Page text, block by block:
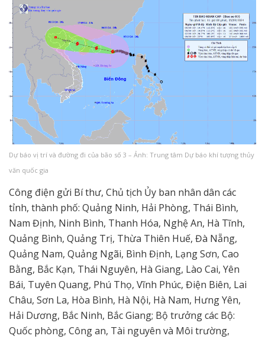
Dự báo vị trí và đường đi của bão số 3 – Ảnh: Trung tâm Dự báo khí tượng thủy
văn quốc gia
Công điện gửi Bí thư, Chủ tịch Ủy ban nhân dân các
tỉnh, thành phố: Quảng Ninh, Hải Phòng, Thái Bình,
Nam Định, Ninh Bình, Thanh Hóa, Nghệ An, Hà Tĩnh,
Quảng Bình, Quảng Trị, Thừa Thiên Huế, Đà Nẵng,
Quảng Nam, Quảng Ngãi, Bình Định, Lạng Sơn, Cao
Bằng, Bắc Kạn, Thái Nguyên, Hà Giang, Lào Cai, Yên
Bái, Tuyên Quang, Phú Thọ, Vĩnh Phúc, Điện Biên, Lai
Châu, Sơn La, Hòa Bình, Hà Nội, Hà Nam, Hưng Yên,
Hải Dương, Bắc Ninh, Bắc Giang; Bộ trưởng các Bộ:
Quốc phòng, Công an, Tài nguyên và Môi trường,